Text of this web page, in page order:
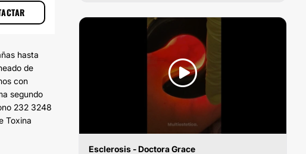
hasta
de
con
segundo
232 3248
Toxina
Esclerosis - Doctora Grace